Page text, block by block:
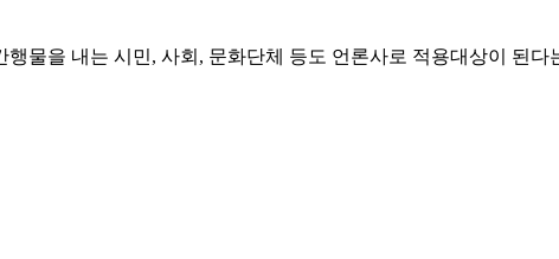
물을 내는 시민, 사회, 문화단체 등도 언론사로 적용대상이 된다